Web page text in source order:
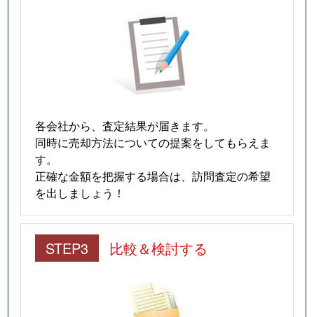
各会社から、査定結果が届きます。
同時に売却方法についての提案をしてもらえま
す。
正確な金額を把握する場合は、訪問査定の希望
を出しましょう！
STEP3 比較＆検討する